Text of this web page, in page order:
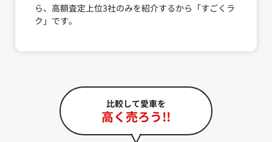
ら、高額査定上位3社のみを紹介するから「すごくラ
ク」です。
比較して愛車を
高く売ろう!!